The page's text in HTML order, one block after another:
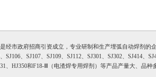
经市政府招商引资成立，专业研制和生产埋弧自动焊剂的
、SJ107、SJ109、SJ112、SJ301、SJ302、SJ414、
、HJ350和F18-Ⅲ（电渣焊专用焊剂）等产品产量大、品